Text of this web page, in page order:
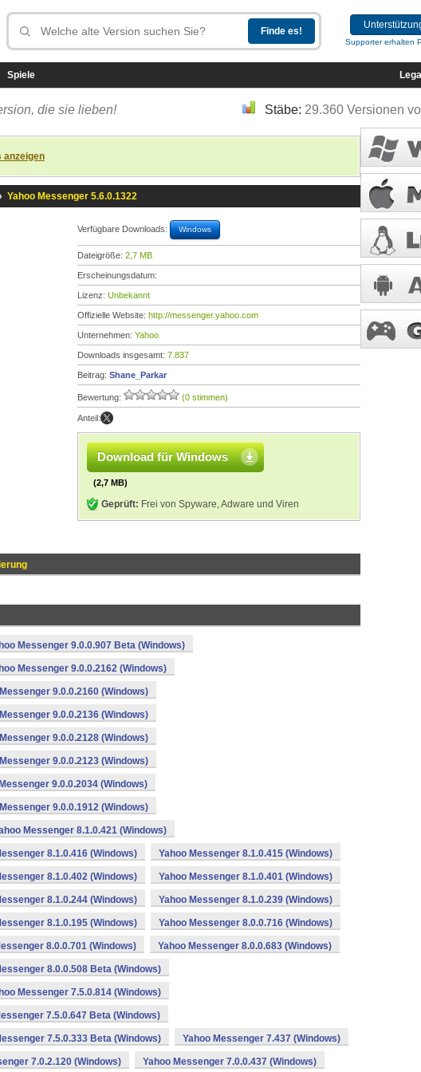
Supporter erhalten
Spiele
die sie lieben! Stäbe: 29.360 Versionen
anzeigen
Yahoo Messenger 5.6.0.1322
Verfügbare Downloads: Windows
Dateigröße: 2,7 MB
Erscheinungsdatum:
Lizenz: Unbekannt
Offizielle Website: http://messenger.yahoo.com
Unternehmen: Yahoo
Downloads insgesamt: 7.837
Beitrag: Shane_Parkar
Bewertung: (0 stimmen)
Anteil:
Download für Windows
(2,7 MB)
Geprüft: Frei von Spyware, Adware und Viren
Messenger 9.0.0.907 Beta (Windows)
Messenger 9.0.0.2162 (Windows)
9.0.0.2160 (Windows)
9.0.0.2136 (Windows)
9.0.0.2128 (Windows)
9.0.0.2123 (Windows)
9.0.0.2034 (Windows)
9.0.0.1912 (Windows)
Messenger 8.1.0.421 (Windows)
8.1.0.416 (Windows) Yahoo Messenger 8.1.0.415 (Windows)
8.1.0.402 (Windows) Yahoo Messenger 8.1.0.401 (Windows)
8.1.0.244 (Windows) Yahoo Messenger 8.1.0.239 (Windows)
8.1.0.195 (Windows) Yahoo Messenger 8.0.0.716 (Windows)
8.0.0.701 (Windows) Yahoo Messenger 8.0.0.683 (Windows)
8.0.0.508 Beta (Windows)
Messenger 7.5.0.814 (Windows)
7.5.0.647 Beta (Windows)
7.5.0.333 Beta (Windows) Yahoo Messenger 7.437 (Windows)
7.0.2.120 (Windows) Yahoo Messenger 7.0.0.437 (Windows)